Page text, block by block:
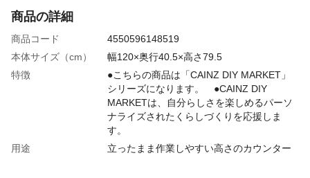
商品の詳細
商品コード
4550596148519
本体サイズ（cm）
幅120×奥行40.5×高さ79.5
特徴
●こちらの商品は「CAINZ DIY MARKET」
シリーズになります。 ●CAINZ DIY
MARKETは、自分らしさを楽しめるパーソ
ナライズされたくらしづくりを応援しま
す。
用途
立ったまま作業しやすい高さのカウンター